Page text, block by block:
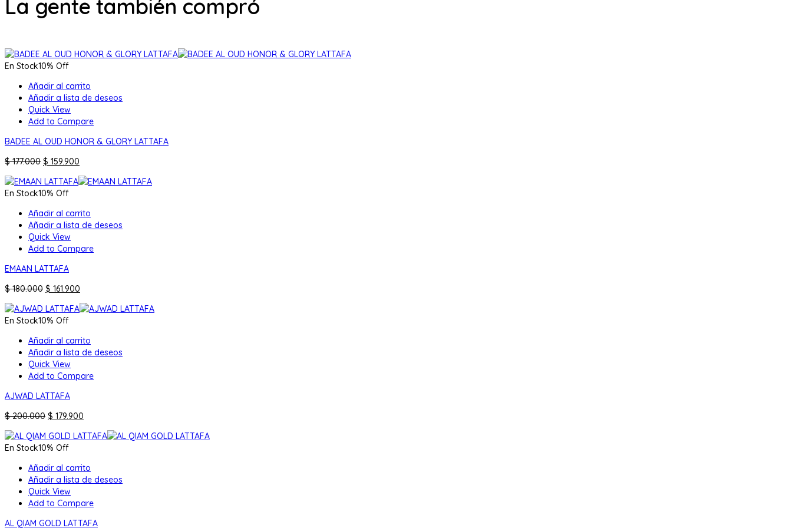
La gente también compró
En Stock10% Off
Añadir al carrito
Añadir a lista de deseos
Quick View
Add to Compare
BADEE AL OUD HONOR & GLORY LATTAFA
$177.000 El
original
era:
$ 177.000.
$ 159.900
actual
$ 159.900.
En Stock10% Off
Añadir al carrito
Añadir a lista de deseos
Quick View
Add to Compare
EMAAN LATTAFA
$180.000 El
original
era:
$ 180.000.
$ 161.900
actual
$ 161.900.
En Stock10% Off
Añadir al carrito
Añadir a lista de deseos
Quick View
Add to Compare
AJWAD LATTAFA
$200.000 El
original
era:
$ 200.000.
$ 179.900
actual
En Stock10% Off
Añadir al carrito
Añadir a lista de deseos
Quick View
Add to Compare
AL QIAM GOLD LATTAFA